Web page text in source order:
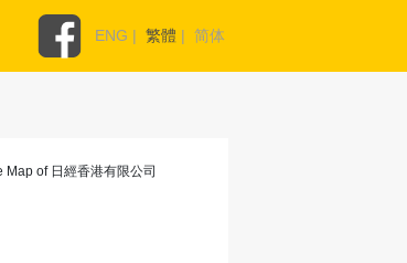
ENG | 繁體 | 简体